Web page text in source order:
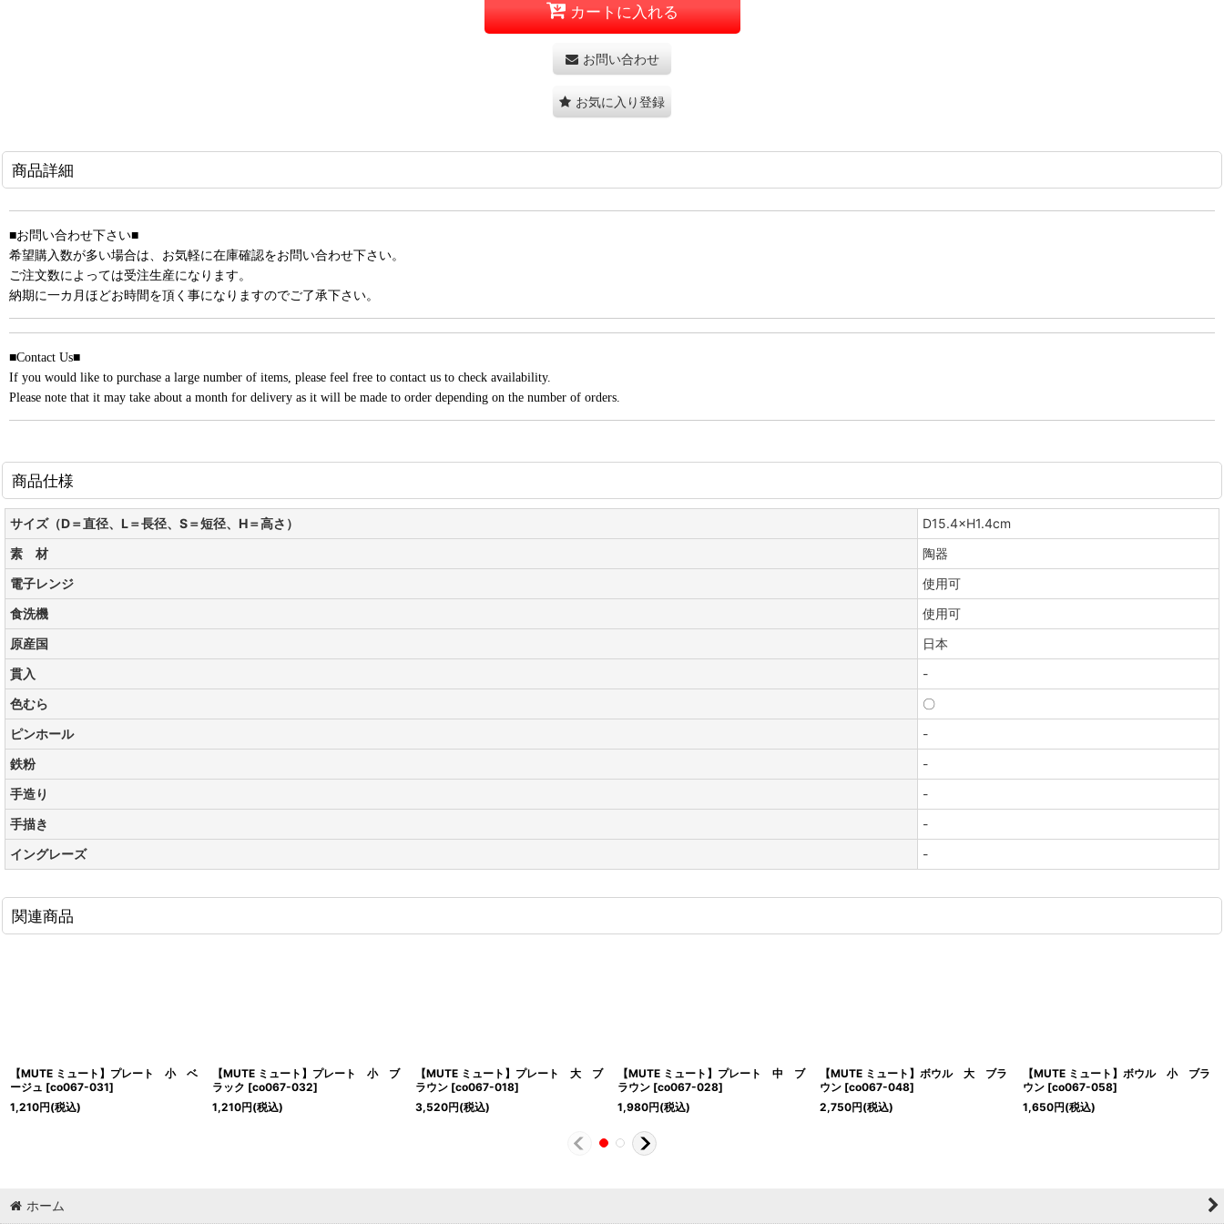
カートに入れる
お問い合わせ
お気に入り登録
商品詳細
■お問い合わせ下さい■
希望購入数が多い場合は、お気軽に在庫確認をお問い合わせ下さい。
ご注文数によっては受注生産になります。
納期に一カ月ほどお時間を頂く事になりますのでご了承下さい。
■Contact Us■
If you would like to purchase a large number of items, please feel free to contact us to check availability.
Please note that it may take about a month for delivery as it will be made to order depending on the number of orders.
商品仕様
サイズ（D＝直径、L＝長径、S＝短径、H＝高さ）
D15.4×H1.4cm
素 材
陶器
電子レンジ
使用可
食洗機
使用可
原産国
日本
貫入
-
色むら
〇
ピンホール
-
鉄粉
-
手造り
-
手描き
-
イングレーズ
-
関連商品
【MUTE ミュート】プレート 小 ベ
ージュ [co067-031]
1,210円(税込)
【MUTE ミュート】プレート 小 ブ
ラック [co067-032]
1,210円(税込)
【MUTE ミュート】プレート 大 ブ
ラウン [co067-018]
3,520円(税込)
【MUTE ミュート】プレート 中 ブ
ラウン [co067-028]
1,980円(税込)
【MUTE ミュート】ボウル 大 ブラ
ウン [co067-048]
2,750円(税込)
【MUTE ミュート】ボウル 小 ブラ
ウン [co067-058]
1,650円(税込)
ホーム